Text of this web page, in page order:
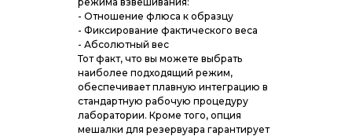
- Отношение флюса к образцу
- Фиксирование фактического веса
- Абсолютный вес
Тот факт, что вы можете выбрать
наиболее подходящий режим,
обеспечивает плавную интеграцию в
стандартную рабочую процедуру
лаборатории. Кроме того, опция
мешалки для резервуара гарантирует